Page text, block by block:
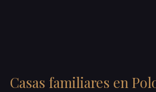
Casas familiares en